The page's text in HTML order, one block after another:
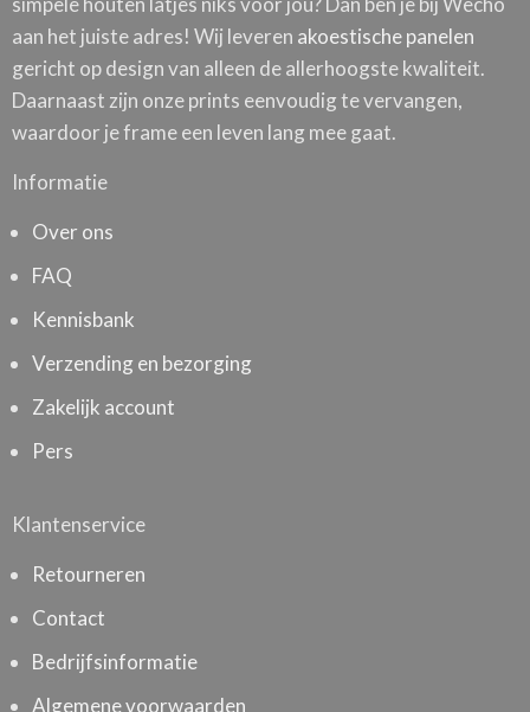
aan het juiste adres! Wij leveren akoestische panelen
gericht op design van alleen de allerhoogste kwaliteit.
Daarnaast zijn onze prints eenvoudig te vervangen,
waardoor je frame een leven lang mee gaat.
Informatie
Over ons
FAQ
Kennisbank
Verzending en bezorging
Zakelijk account
Pers
Klantenservice
Retourneren
Contact
Bedrijfsinformatie
Algemene voorwaarden